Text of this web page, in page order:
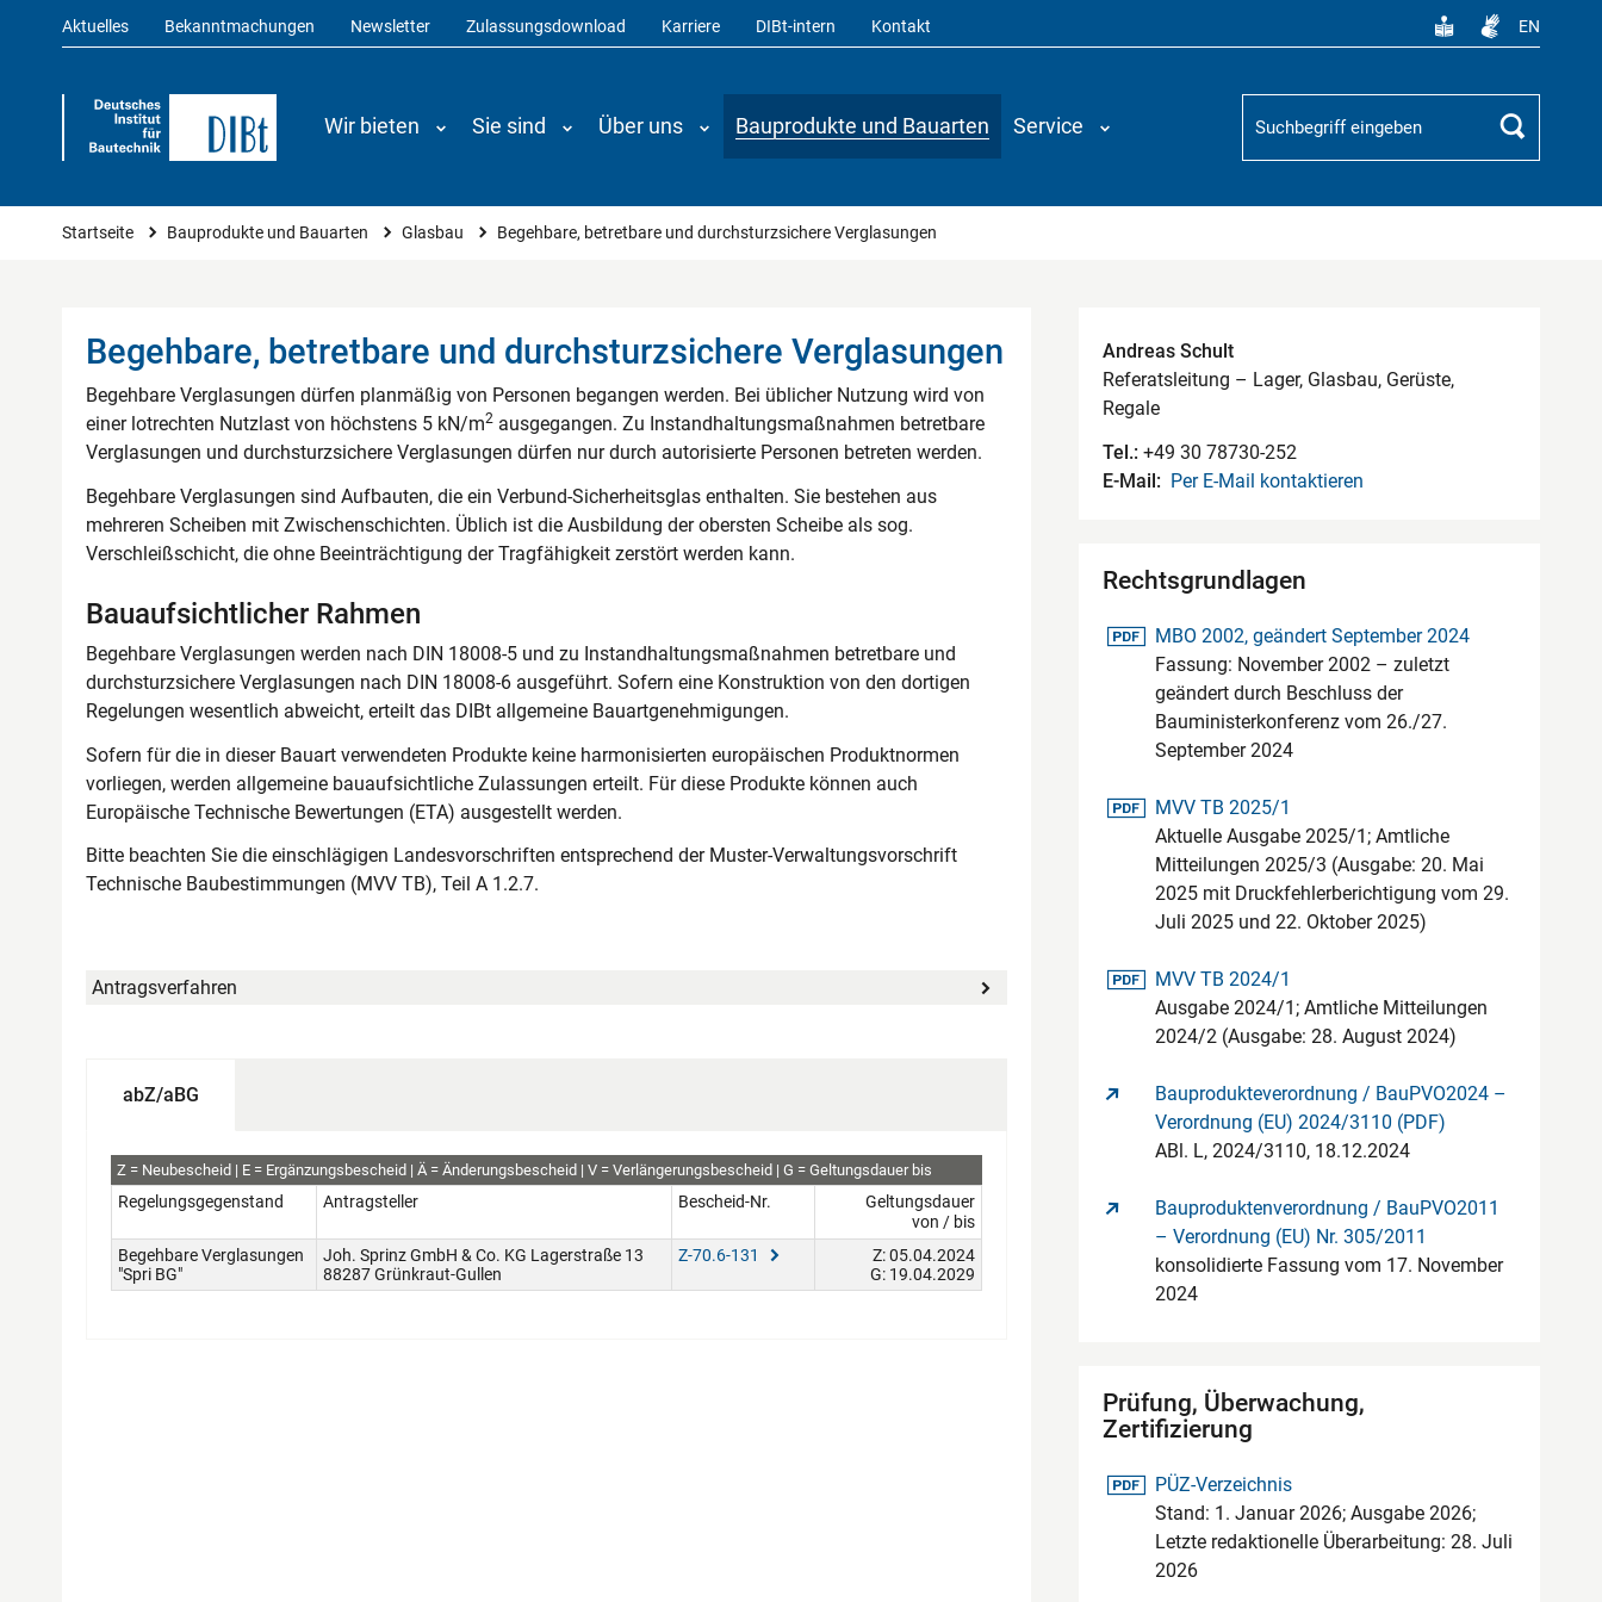
Aktuelles Bekanntmachungen Newsletter Zulassungsdownload Karriere DIBt-intern Kontakt EN
Wir bieten Sie sind Über uns Bauprodukte und Bauarten Service
Suchbegriff
Suchen
Sie sind hier
Startseite Bauprodukte und Bauarten Glasbau Begehbare, betretbare und durchsturzsichere Verglasungen
Begehbare, betretbare und durchsturzsichere Verglasungen
Begehbare Verglasungen dürfen planmäßig von Personen begangen werden. Bei üblicher Nutzung wird von
einer lotrechten Nutzlast von höchstens 5 kN/m2 ausgegangen. Zu Instandhaltungsmaßnahmen betretbare
Verglasungen und durchsturzsichere Verglasungen dürfen nur durch autorisierte Personen betreten werden.
Begehbare Verglasungen sind Aufbauten, die ein Verbund-Sicherheitsglas enthalten. Sie bestehen aus
mehreren Scheiben mit Zwischenschichten. Üblich ist die Ausbildung der obersten Scheibe als sog.
Verschleißschicht, die ohne Beeinträchtigung der Tragfähigkeit zerstört werden kann.
Bauaufsichtlicher Rahmen
Begehbare Verglasungen werden nach DIN 18008-5 und zu Instandhaltungsmaßnahmen betretbare und
durchsturzsichere Verglasungen nach DIN 18008-6 ausgeführt. Sofern eine Konstruktion von den dortigen
Regelungen wesentlich abweicht, erteilt das DIBt allgemeine Bauartgenehmigungen.
Sofern für die in dieser Bauart verwendeten Produkte keine harmonisierten europäischen Produktnormen
vorliegen, werden allgemeine bauaufsichtliche Zulassungen erteilt. Für diese Produkte können auch
Europäische Technische Bewertungen (ETA) ausgestellt werden.
Bitte beachten Sie die einschlägigen Landesvorschriften entsprechend der Muster-Verwaltungsvorschrift
Technische Baubestimmungen (MVV TB), Teil A 1.2.7.
Antragsverfahren
abZ/aBG
abZ+aBG
Z Neubescheid E Ergänzungsbescheid Ä Änderungsbescheid V Verlängerungsbescheid G Geltungsdauer bis
Regelungsgegenstand Antragsteller Bescheid-Nr.
Geltungsdauer
von / bis
Begehbare Verglasungen
"Spri BG"
Joh. Sprinz GmbH & Co. KG Lagerstraße 13
88287 Grünkraut-Gullen
Z-70.6-131
Z: 05.04.2024
G: 19.04.2029
Kontaktdaten
Andreas Schult
Referatsleitung – Lager, Glasbau, Gerüste,
Regale
Tel.: +49 30 78730-252
E-Mail: Per E-Mail kontaktieren
Rechtsgrundlagen
pdf-Datei
MBO 2002, geändert September 2024
Fassung: November 2002 – zuletzt
geändert durch Beschluss der
Bauministerkonferenz vom 26./27.
September 2024
pdf-Datei
MVV TB 2025/1
Aktuelle Ausgabe 2025/1; Amtliche
Mitteilungen 2025/3 (Ausgabe: 20. Mai
2025 mit Druckfehlerberichtigung vom 29.
Juli 2025 und 22. Oktober 2025)
pdf-Datei
MVV TB 2024/1
Ausgabe 2024/1; Amtliche Mitteilungen
2024/2 (Ausgabe: 28. August 2024)
Bauprodukteverordnung / BauPVO2024 –
Verordnung (EU) 2024/3110 (PDF)
ABl. L, 2024/3110, 18.12.2024
Bauproduktenverordnung / BauPVO2011
– Verordnung (EU) Nr. 305/2011
konsolidierte Fassung vom 17. November
2024
Prüfung, Überwachung,
Zertifizierung
pdf-Datei
PÜZ-Verzeichnis
Stand: 1. Januar 2026; Ausgabe 2026;
Letzte redaktionelle Überarbeitung: 28. Juli
2026